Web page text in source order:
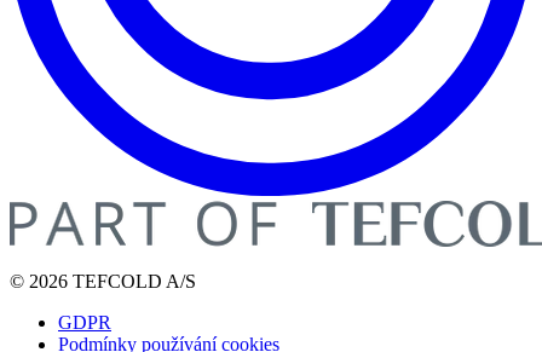
© 2026 TEFCOLD A/S
GDPR
Podmínky používání cookies